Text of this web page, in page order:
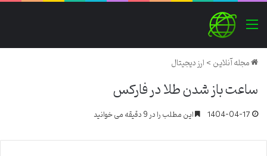
منو
مجله آنلاین>ارز دیجیتال
ساعت باز شدن طلا در فارکس
1404-04-17 این مطلب را در 9 دقیقه می خوانید